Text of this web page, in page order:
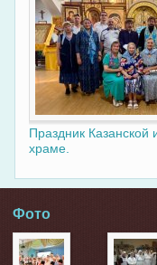
Праздник
храме.
Фото